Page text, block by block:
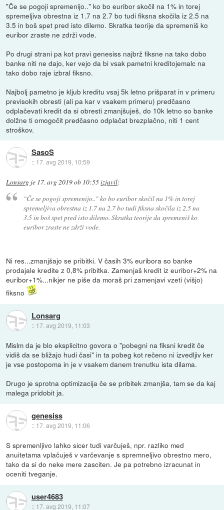
"Če se pogoji spremenijo.." ko bo euribor skočil na 1% in torej
spremeljiva obrestna iz 1.7 na 2.7 bo tudi fiksna skočila iz 2.5 na
3.5 in boš spet pred isto dilemo. Skratka teorije da spremeniš ko
euribor zraste ne zdrži vode.
Po drugi strani pa kot pravi genesiss najbrž fiksne na tako dobo
banke niti ne dajo, ker vejo da bi vsak pametni kreditojemalc na
tako dobo raje izbral fiksno.
Najbolj pametno je kljub kreditu vsaj 5k letno prišparat in v primeru
previsokih obresti (ali pa kar v vsakem primeru) predčasno
odplačevati kredit da si obresti zmanjšuješ, do 10k letno so banke
dolžne ti omogočit predčasno odplačat brezplačno, niti 1 cent
stroškov.
SasoS
:: 17. avg 2019, 10:59
Lonsarg je 17. avg 2019 ob 10:55izjavil:
"Če se pogoji spremenijo.." ko bo euribor skočil na 1% in torej
spremeljiva obrestna iz 1.7 na 2.7 bo tudi fiksna skočila iz 2.5 na
3.5 in boš spet pred isto dilemo. Skratka teorije da spremeniš ko
euribor zraste ne zdrži vode.
Ni res...zmanjšajo se pribitki. V časih 3% euribora so banke
prodajale kredite z 0,8% pribitka. Zamenjaš kredit iz euribor+2% na
euribor+1%...nikjer ne piše da moraš pri zamenjavi vzeti (višjo)
fiksno
Lonsarg
:: 17. avg 2019, 11:03
Mislm da je blo eksplicitno govora o "pobegni na fiksni kredit če
vidiš da se bližajo hudi časi" in ta pobeg kot rečeno ni izvedljiv ker
je vse postopoma in je v vsakem danem trenutku ista dilama.
Drugo je sprotna optimizacija če se pribitek zmanjša, tam se da kaj
malega pridobit ja.
genesiss
:: 17. avg 2019, 11:06
S spremenljivo lahko sicer tudi varčuješ, npr. razliko med
anuitetama vplačuješ v varčevanje s spremneljivo obrestno mero,
tako da si do neke mere zasciten. Je pa potrebno izracunat in
oceniti tveganje.
user4683
:: 17. avg 2019, 11:07